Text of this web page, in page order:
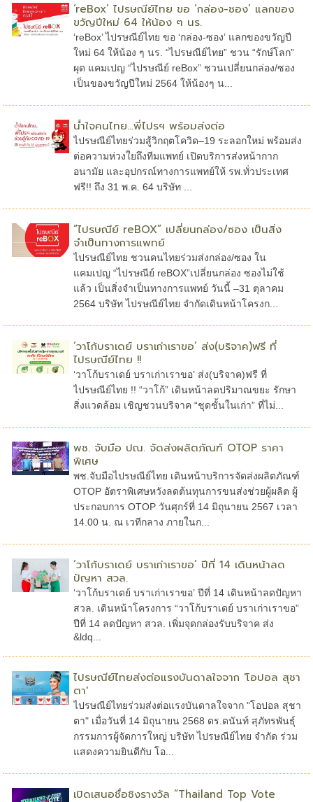
‘reBox’ ไปรษณีย์ไทย ขอ ‘กล่อง-ซอง’ แลกของ
ขวัญปีใหม่ 64 ให้น้อง ๆ นร.
‘reBox’ ไปรษณีย์ไทย ขอ ‘กล่อง-ซอง’ แลกของขวัญปี
ใหม่ 64 ให้น้อง ๆ นร. “ไปรษณีย์ไทย” ชวน “รักษ์โลก”
ผุด แคมเปญ “ไปรษณีย์ reBox” ชวนเปลี่ยนกล่อง/ซอง
เป็นของขวัญปีใหม่ 2564 ให้น้องๆ น...
น้ำใจคนไทย...พี่ไปรฯ พร้อมส่งต่อ
ไปรษณีย์ไทยร่วมสู้วิกฤตโควิด–19 ระลอกใหม่ พร้อมส่ง
ต่อความห่วงใยถึงทีมแพทย์ เปิดบริการส่งหน้ากาก
อนามัย และอุปกรณ์ทางการแพทย์ให้ รพ.ทั่วประเทศ
ฟรี!! ถึง 31 พ.ค. 64 บริษัท ...
“ไปรษณีย์ reBOX” เปลี่ยนกล่อง/ซอง เป็นสิ่ง
จำเป็นทางการแพทย์
ไปรษณีย์ไทย ชวนคนไทยร่วมส่งกล่อง/ซอง ใน
แคมเปญ “ไปรษณีย์ reBOX”เปลี่ยนกล่อง ซองไม่ใช้
แล้ว เป็นสิ่งจำเป็นทางการแพทย์ วันนี้ –31 ตุลาคม
2564 บริษัท ไปรษณีย์ไทย จำกัดเดินหน้าโครงก...
‘วาโก้บราเดย์ บราเก่าเราขอ’ ส่ง(บริจาค)ฟรี ที่
ไปรษณีย์ไทย !!
‘วาโก้บราเดย์ บราเก่าเราขอ’ ส่ง(บริจาค)ฟรี ที่
ไปรษณีย์ไทย !! “วาโก้” เดินหน้าลดปริมาณขยะ รักษา
สิ่งแวดล้อม เชิญชวนบริจาค “ชุดชั้นในเก่า” ที่ไม่...
พช. จับมือ ปณ. จัดส่งผลิตภัณฑ์ OTOP ราคา
พิเศษ
พช.จับมือไปรษณีย์ไทย เดินหน้าบริการจัดส่งผลิตภัณฑ์
OTOP อัตราพิเศษหวังลดต้นทุนการขนส่งช่วยผู้ผลิต ผู้
ประกอบการ OTOP วันศุกร์ที่ 14 มิถุนายน 2567 เวลา
14.00 น. ณ เวทีกลาง ภายในก...
‘วาโก้บราเดย์ บราเก่าเราขอ’ ปีที่ 14 เดินหน้าลด
ปัญหา สวล.
‘วาโก้บราเดย์ บราเก่าเราขอ’ ปีที่ 14 เดินหน้าลดปัญหา
สวล. เดินหน้าโครงการ “วาโก้บราเดย์ บราเก่าเราขอ”
ปีที่ 14 ลดปัญหา สวล. เพิ่มจุดกล่องรับบริจาค ส่ง
&ldq...
ไปรษณีย์ไทยส่งต่อแรงบันดาลใจจาก 'โอปอล สุชา
ตา'
ไปรษณีย์ไทยร่วมส่งต่อแรงบันดาลใจจาก "โอปอล สุชา
ตา" เมื่อวันที่ 14 มิถุนายน 2568 ดร.ดนันท์ สุภัทรพันธุ์
กรรมการผู้จัดการใหญ่ บริษัท ไปรษณีย์ไทย จำกัด ร่วม
แสดงความยินดีกับ โอ...
เปิดเสนอชื่อชิงรางวัล “Thailand Top Vote